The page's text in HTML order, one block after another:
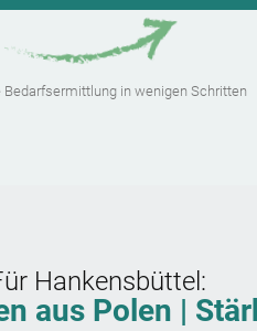
Bedarfsermittlung in wenigen Schritten
Hankensbüttel :
aus Polen |